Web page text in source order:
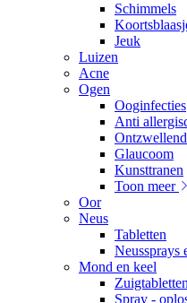
Schimmels
Jeuk
Luizen
Acne
Ogen
Ooginfecties
Anti
Glaucoom
Kunsttranen
Toon meer
Oor
Neus
Tabletten
Neussprays
Mond en keel
Zuigtabletten
Spray -